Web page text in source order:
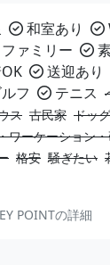
和室あり
ァミリー
送迎あり
フ テニス
ス 古民家 ドッ
ワーケーション
格安 騒ぎたい
POINTの詳細